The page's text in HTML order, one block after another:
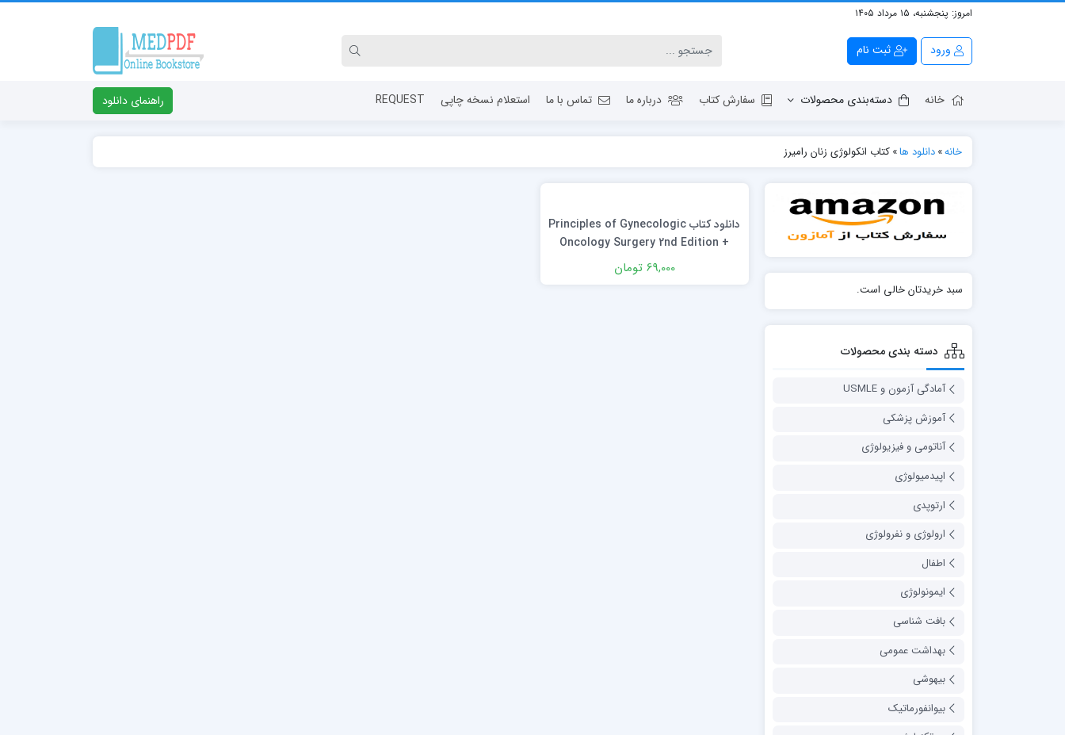
امروز: پنجشنبه، ۱۵ مرداد ۱۴۰۵
ورود ثبت نام
خانه دسته‌بندی محصولات سفارش کتاب درباره ما تماس با ما استعلام نسخه چاپی REQUEST راهنمای دانلود
خانه»دانلود ها»کتاب انکولوژی زنان رامیرز
دانلود کتاب Principles of Gynecologic
Oncology Surgery 2nd Edition +
Video69,000 تومان
سبد خریدتان خالی است.
دسته بندی محصولات
آمادگی آزمون و USMLE
آموزش پزشکی
آناتومی و فیزیولوژی
اپیدمیولوژی
ارتوپدی
ارولوژی و نفرولوژی
اطفال
ایمونولوژی
بافت شناسی
بهداشت عمومی
بیهوشی
بیوانفورماتیک